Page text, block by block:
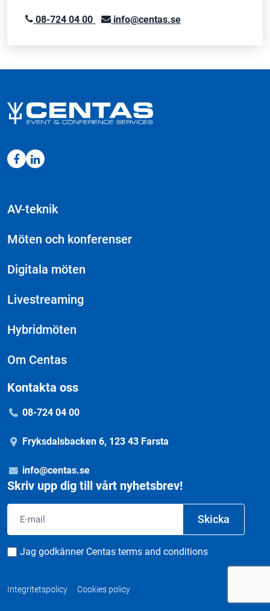
08-724 04 00 info@centas.se
AV-teknik
Möten och konferenser
Digitala möten
Livestreaming
Hybridmöten
Om Centas
Kontakta oss
08-724 04 00
Fryksdalsbacken 6, 123 43 Farsta
info@centas.se
Skriv upp dig till vårt nyhetsbrev!
Skicka
Consent
Jag godkänner Centas terms and conditions
Integritetspolicy Cookies policy